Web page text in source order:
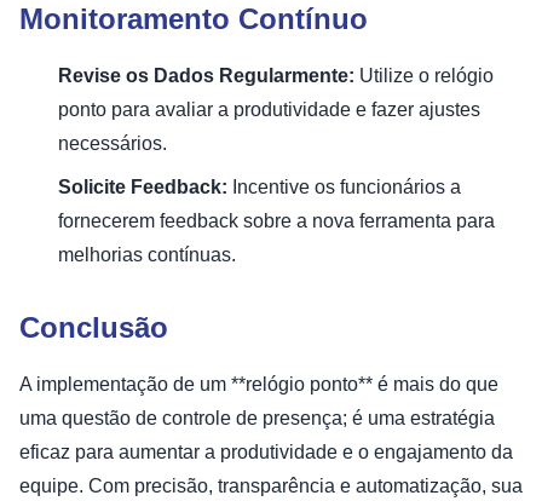
Monitoramento Contínuo
Revise os Dados Regularmente: Utilize o relógio
ponto para avaliar a produtividade e fazer ajustes
necessários.
Solicite Feedback: Incentive os funcionários a
fornecerem feedback sobre a nova ferramenta para
melhorias contínuas.
Conclusão
A implementação de um **relógio ponto** é mais do que
uma questão de controle de presença; é uma estratégia
eficaz para aumentar a produtividade e o engajamento da
equipe. Com precisão, transparência e automatização, sua